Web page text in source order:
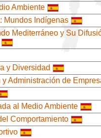
Ambiente
Mundos Indígenas
Mediterráneo y Su
y Diversidad
Administración de
al Medio Ambiente
Comportamiento